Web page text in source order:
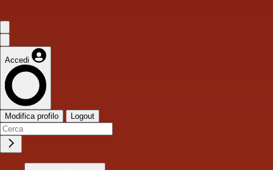
Accedi
Modifica profilo Logout